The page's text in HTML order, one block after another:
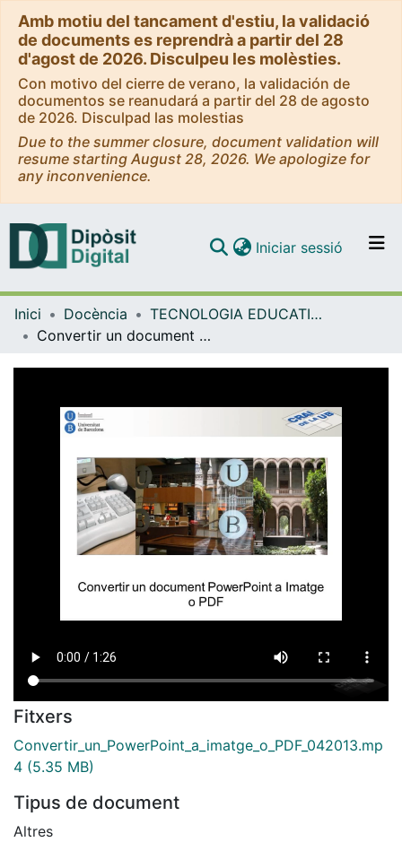
Amb motiu del tancament d'estiu, la validació
de documents es reprendrà a partir del 28
d'agost de 2026. Disculpeu les molèsties.
Con motivo del cierre de verano, la validación de
documentos se reanudará a partir del 28 de agosto
de 2026. Disculpad las molestias
Due to the summer closure, document validation will
resume starting August 28, 2026. We apologize for
any inconvenience.
Navega per tot el DD
Iniciar sessió (current)
Inici Docència
TECNOLOGIA EDUCATIVA (TAC/TIC)
Convertir un document PowerPoint a Imatge o PDF [vídeo]. Abril 2013
Fitxers
Convertir_un_PowerPoint_a_imatge_o_PDF_042013.mp
4 (5.35 MB)
Tipus de document
Altres